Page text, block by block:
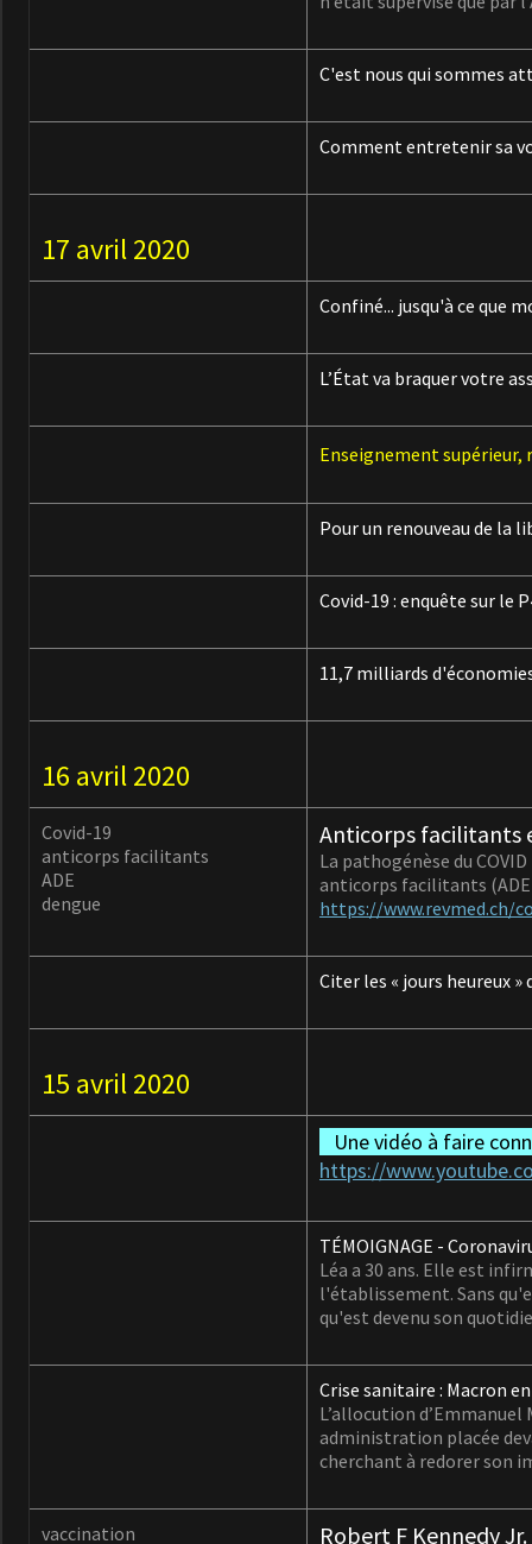
C'est nous qui sommes
Comment entretenir sa
17 avril 2020
Confiné... jusqu'à ce que
L’État va braquer votre
Enseignement
Pour un renouveau de la
Covid-19 : enquête sur le
11,7 milliards
16 avril 2020
Covid-19
anticorps facilitants
ADE
dengue
Anticorps facilitants
La pathogénèse du
anticorps facilitants
https://www.revmed.ch/
Citer les « jours heureux »
15 avril 2020
Une vidéo à faire
https://
TÉMOIGNAGE -
Léa a 30 ans. Elle est
l'établissement. Sans
qu'est devenu son
Crise sanitaire : Macron
L’allocution
administration placée
cherchant à redorer son
vaccination Robert F Kennedy